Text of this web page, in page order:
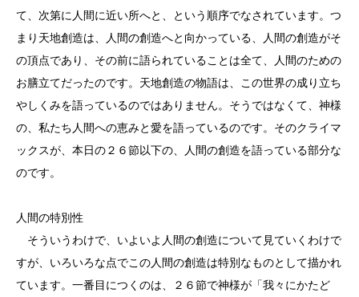
て、次第に人間に近い所へと、という順序でなされています。つ
まり天地創造は、人間の創造へと向かっている、人間の創造がそ
の頂点であり、その前に語られていることは全て、人間のための
お膳立てだったのです。天地創造の物語は、この世界の成り立ち
やしくみを語っているのではありません。そうではなくて、神様
の、私たち人間への恵みと愛を語っているのです。そのクライマ
ックスが、本日の２６節以下の、人間の創造を語っている部分な
のです。
人間の特別性
そういうわけで、いよいよ人間の創造について見ていくわけで
すが、いろいろな点でこの人間の創造は特別なものとして描かれ
ています。一番目につくのは、２６節で神様が「我々にかたど